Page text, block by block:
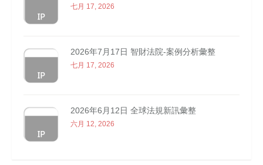
七月 17, 2026
2026年7月17日 智財法院-案例分析彙整
七月 17, 2026
2026年6月12日 全球法規新訊彙整
六月 12, 2026